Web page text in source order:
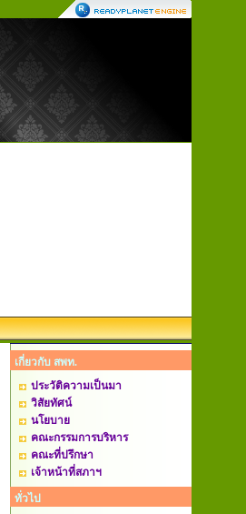
เกี่ยวกับ สพท.
ประวัติความเป็นมา
วิสัยทัศน์
นโยบาย
คณะกรรมการบริหาร
คณะที่ปรึกษา
เจ้าหน้าที่สภาฯ
ทั่วไป